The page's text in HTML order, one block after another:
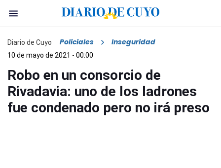
Diario de Cuyo Policiales Inseguridad
10 de mayo de 2021 - 00:00
Robo en un consorcio de
Rivadavia: uno de los ladrones
fue condenado pero no irá preso